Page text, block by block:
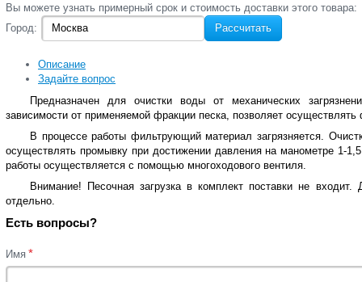
Вы‌ можете‌ узнать‌ примерный срок и стоимость‌ доставки этого товара:
Город:
Рассчитать
Описание
Задайте вопрос
Предназначен для очистки воды от механических
зависимости от применяемой фракции песка, позволяет
В процессе работы фильтрующий материал загрязняется.
осуществлять промывку при достижении давления на манометре 1-
работы осуществляется с помощью многоходового вентиля.
Внимание! Песочная загрузка в комплект поставки не
отдельно.
Есть вопросы?
Имя *